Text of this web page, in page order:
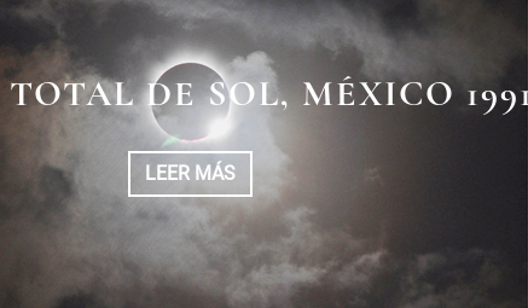
TOTAL DE SOL, MÉXICO 1991
LEER MÁS
ECLIPSE SOLAR
LEER MÁS
AL PATRIMONIO
POR SISMOS DE
SEPTIEMBRE DE 2017
LEER MÁS